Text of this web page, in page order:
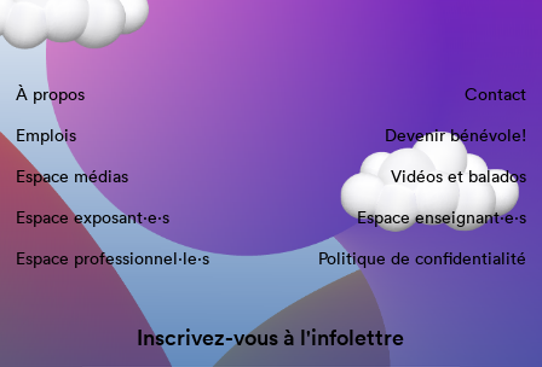
À propos
Contact
Emplois
Devenir bénévole!
Espace médias
Vidéos et balados
Espace exposant·e⋅s
Espace enseignant·e⋅s
Espace professionnel·le⋅s
Politique de confidentialité
Inscrivez-vous à l'infolettre